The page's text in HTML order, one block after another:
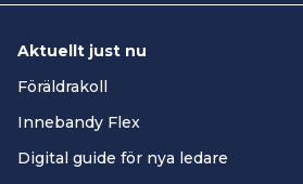
Aktuellt just nu
Föräldrakoll
Innebandy Flex
Digital guide för nya ledare